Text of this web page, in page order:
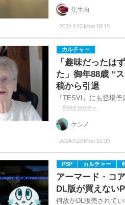
2024.9.23 Mon 18:15
焦生肉
カルチャー
「趣味だったは
た」御年88歳 “
稿から引退
『TESVI』にも登場
Read more »
2024.9.23 Mon 15:00
ケシノ
PSP カルチャー
アーマード・コ
DL版が買えない
何故かDL販売されて